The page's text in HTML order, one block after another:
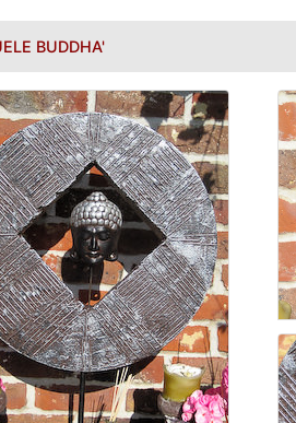
BUDDHA'